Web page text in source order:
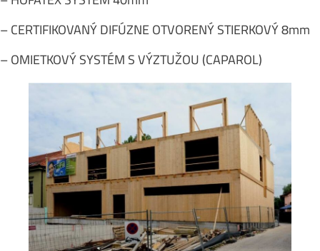
– CERTIFIKOVANÝ DIFÚZNE OTVORENÝ STIERKOVÝ 8mm
– OMIETKOVÝ SYSTÉM S VÝZTUŽOU (CAPAROL)